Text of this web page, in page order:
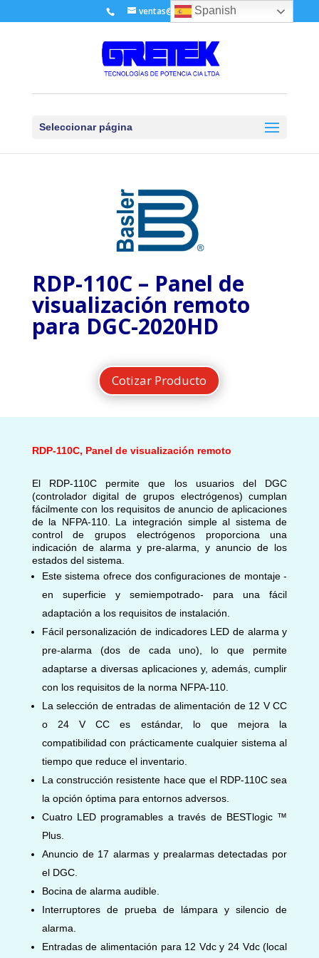
ventas@gretek.ec
Seleccionar página
RDP-110C – Panel de
visualización remoto
para DGC-2020HD
Cotizar Producto
RDP-110C, Panel de visualización remoto
El RDP-110C permite que los usuarios del DGC
(controlador digital de grupos electrógenos) cumplan
fácilmente con los requisitos de anuncio de aplicaciones
de la NFPA-110. La integración simple al sistema de
control de grupos electrógenos proporciona una
indicación de alarma y pre-alarma, y anuncio de los
estados del sistema.
Este sistema ofrece dos configuraciones de montaje -
en superficie y semiempotrado- para una fácil
adaptación a los requisitos de instalación.
Fácil personalización de indicadores LED de alarma y
pre-alarma (dos de cada uno), lo que permite
adaptarse a diversas aplicaciones y, además, cumplir
con los requisitos de la norma NFPA-110.
La selección de entradas de alimentación de 12 V CC
o 24 V CC es estándar, lo que mejora la
compatibilidad con prácticamente cualquier sistema al
tiempo que reduce el inventario.
La construcción resistente hace que el RDP-110C sea
la opción óptima para entornos adversos.
Cuatro LED programables a través de BESTlogic ™
Plus.
Anuncio de 17 alarmas y prealarmas detectadas por
el DGC.
Bocina de alarma audible.
Interruptores de prueba de lámpara y silencio de
alarma.
Entradas de alimentación para 12 Vdc y 24 Vdc (local
Spanish